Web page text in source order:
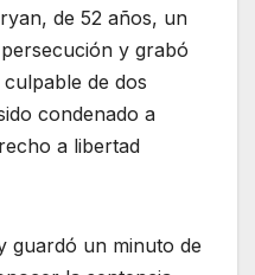
de 52 años, un
y grabó
de dos
condenado a
a libertad
guardó un minuto de